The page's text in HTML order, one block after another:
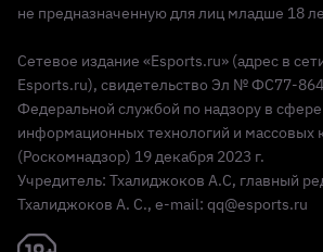
не предназначенную для лиц младше 18
Сетевое издание «Esports.ru» (адрес в
Esports.ru), свидетельство Эл № ФС77-
Федеральной службой по надзору в сфере
информационных технологий и массовых
(Роскомнадзор) 19 декабря 2023 г.
Учредитель: Тхалиджоков А.С, главный
Тхалиджоков А. С., e-mail: qq@esports.ru